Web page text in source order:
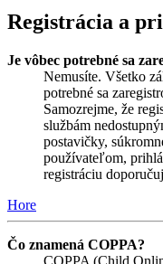
Registrácia a
Je vôbec potrebné sa
Nemusíte. Všetko
potrebné sa
Samozrejme, že
službám
postavičky,
používateľom,
registráciu
Hore
Čo znamená COPPA?
COPPA (Child